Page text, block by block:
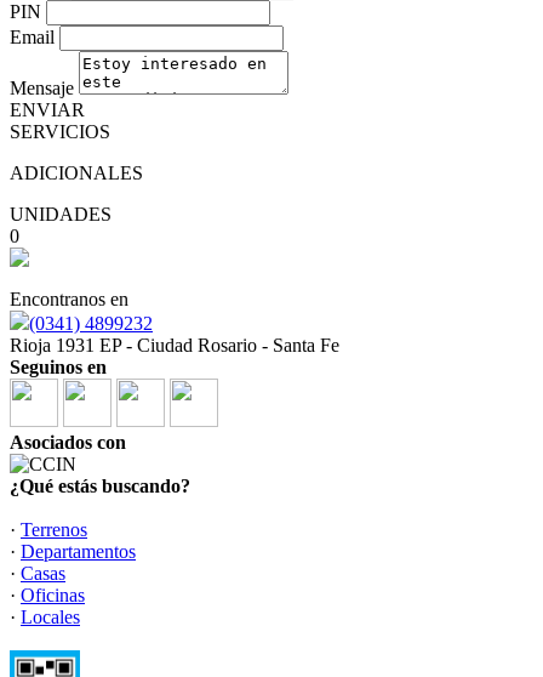
PIN
Email
Mensaje
ENVIAR
SERVICIOS
ADICIONALES
UNIDADES
0
Encontranos en
(0341) 4899232
Rioja 1931 EP - Ciudad Rosario - Santa Fe
Seguinos en
Asociados con
¿Qué estás buscando?
· Terrenos
· Departamentos
· Casas
· Oficinas
· Locales